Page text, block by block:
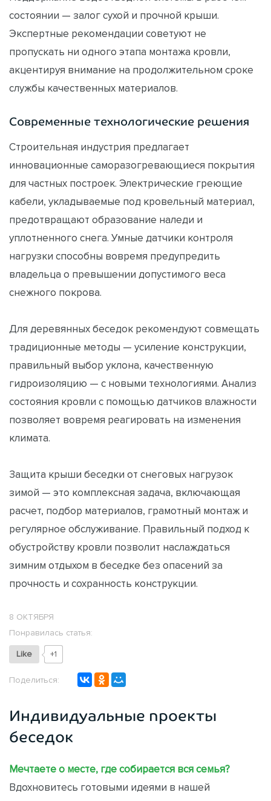
состоянии — залог сухой и прочной крыши.
Экспертные рекомендации советуют не
пропускать ни одного этапа монтажа кровли,
акцентируя внимание на продолжительном сроке
службы качественных материалов.
Современные технологические решения
Строительная индустрия предлагает
инновационные саморазогревающиеся покрытия
для частных построек. Электрические греющие
кабели, укладываемые под кровельный материал,
предотвращают образование наледи и
уплотненного снега. Умные датчики контроля
нагрузки способны вовремя предупредить
владельца о превышении допустимого веса
снежного покрова.
Для деревянных беседок рекомендуют совмещать
традиционные методы — усиление конструкции,
правильный выбор уклона, качественную
гидроизоляцию — с новыми технологиями. Анализ
состояния кровли с помощью датчиков влажности
позволяет вовремя реагировать на изменения
климата.
Защита крыши беседки от снеговых нагрузок
зимой — это комплексная задача, включающая
расчет, подбор материалов, грамотный монтаж и
регулярное обслуживание. Правильный подход к
обустройству кровли позволит наслаждаться
зимним отдыхом в беседке без опасений за
прочность и сохранность конструкции.
8 ОКТЯБРЯ
Понравилась статья:
Like +1
Поделиться:
Индивидуальные проекты
беседок
Мечтаете о месте, где собирается вся семья?
Вдохновитесь готовыми идеями в нашей